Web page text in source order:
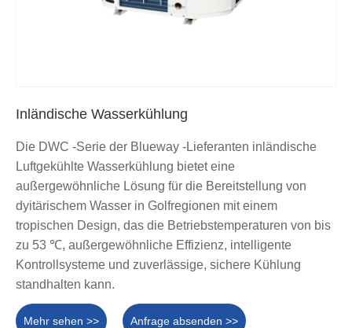
Inländische Wasserkühlung
Die DWC -Serie der Blueway -Lieferanten inländische
Luftgekühlte Wasserkühlung bietet eine
außergewöhnliche Lösung für die Bereitstellung von
dyitärischem Wasser in Golfregionen mit einem
tropischen Design, das die Betriebstemperaturen von bis
zu 53 ℃, außergewöhnliche Effizienz, intelligente
Kontrollsysteme und zuverlässige, sichere Kühlung
standhalten kann.
Mehr sehen >> Anfrage absenden >>